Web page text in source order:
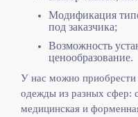
Модификация
под заказчика;
Возможность
ценообразование.
У нас можно приобрести
одежды из разных сфер:
медицинская и